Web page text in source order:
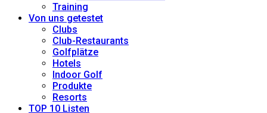
Training
Von uns getestet
Clubs
Club-Restaurants
Golfplätze
Hotels
Indoor Golf
Produkte
Resorts
TOP 10 Listen